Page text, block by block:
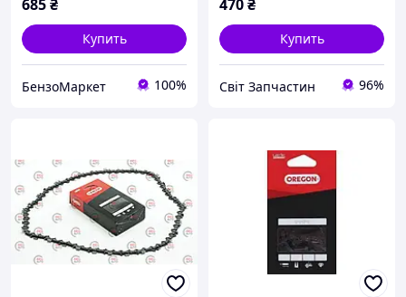
685₴
Купить
БензоМаркет 100%
470₴
Купить
Світ Запчастин 96%